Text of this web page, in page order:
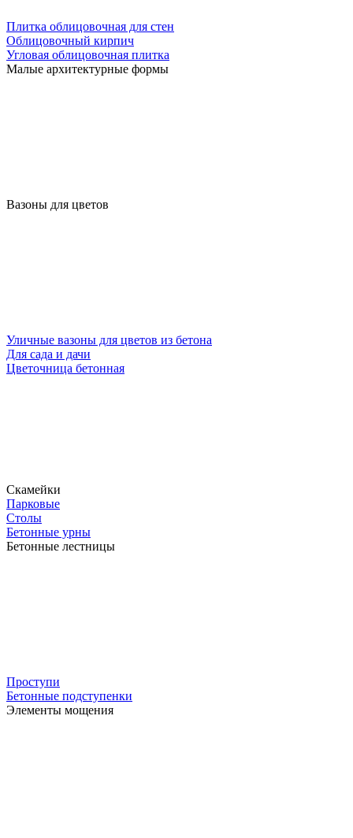
Плитка облицовочная для стен
Облицовочный кирпич
Угловая облицовочная плитка
Малые архитектурные формы
Вазоны для цветов
Уличные вазоны для цветов из бетона
Для сада и дачи
Цветочница бетонная
Скамейки
Парковые
Столы
Бетонные урны
Бетонные лестницы
Проступи
Бетонные подступенки
Элементы мощения